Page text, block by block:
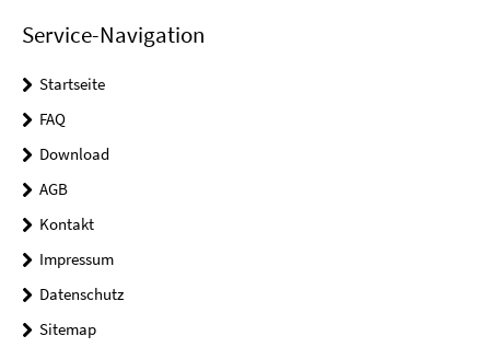
Service-Navigation
Startseite
FAQ
Download
AGB
Kontakt
Impressum
Datenschutz
Sitemap